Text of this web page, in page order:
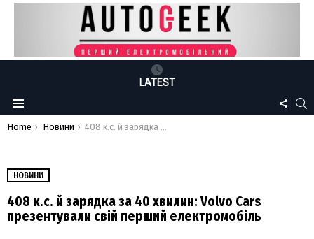
LATEST
Menu
US
You are here:
Home Новини 408 к.с. й зарядка за 40 хвилин: Volvo Cars презентували свій перший електромобіль
НОВИНИ
408 к.с. й зарядка за 40 хвилин: Volvo Cars
презентували свій перший електромобіль